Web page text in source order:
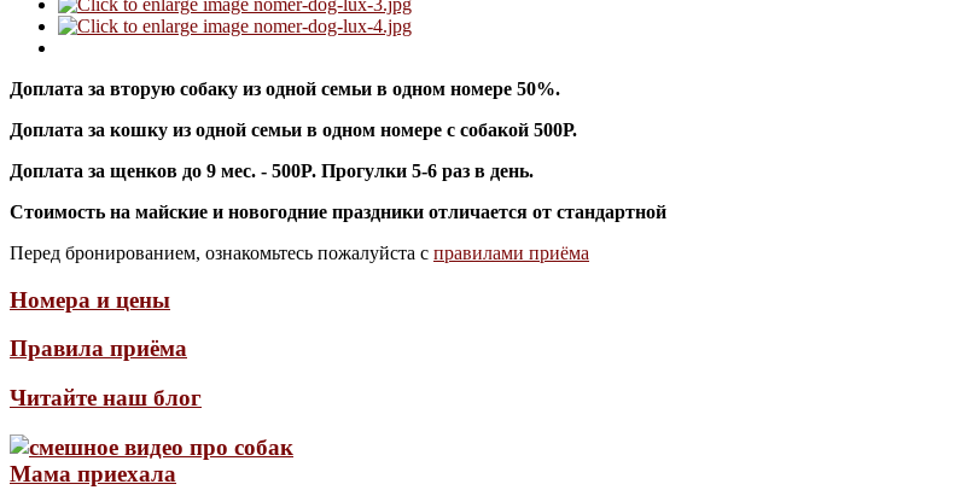
Доплата за вторую собаку из одной семьи в одном номере 50%.
Доплата за кошку из одной семьи в одном номере с собакой 500Р.
Доплата за щенков до 9 мес. - 500P. Прогулки 5-6 раз в день.
Стоимость на майские и новогодние праздники отличается от стандартной
Перед бронированием, ознакомьтесь пожалуйста с правилами приёма
Номера и цены
Правила приёма
Читайте наш блог
Мама приехала